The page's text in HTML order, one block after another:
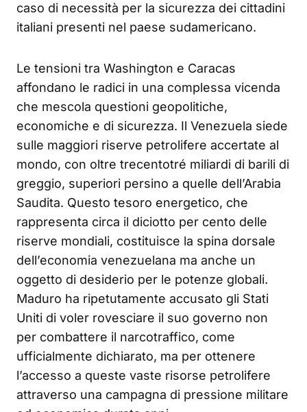
caso di necessità per la sicurezza dei cittadini
italiani presenti nel paese sudamericano.
Le tensioni tra Washington e Caracas
affondano le radici in una complessa vicenda
che mescola questioni geopolitiche,
economiche e di sicurezza. Il Venezuela siede
sulle maggiori riserve petrolifere accertate al
mondo, con oltre trecentotré miliardi di barili di
greggio, superiori persino a quelle dell’Arabia
Saudita. Questo tesoro energetico, che
rappresenta circa il diciotto per cento delle
riserve mondiali, costituisce la spina dorsale
dell’economia venezuelana ma anche un
oggetto di desiderio per le potenze globali.
Maduro ha ripetutamente accusato gli Stati
Uniti di voler rovesciare il suo governo non
per combattere il narcotraffico, come
ufficialmente dichiarato, ma per ottenere
l’accesso a queste vaste risorse petrolifere
attraverso una campagna di pressione militare